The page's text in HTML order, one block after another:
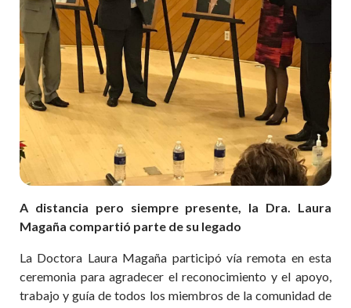
A distancia pero siempre presente, la Dra. Laura
Magaña compartió parte de su legado
La Doctora Laura Magaña participó vía remota en esta
ceremonia para agradecer el reconocimiento y el apoyo,
trabajo y guía de todos los miembros de la comunidad de